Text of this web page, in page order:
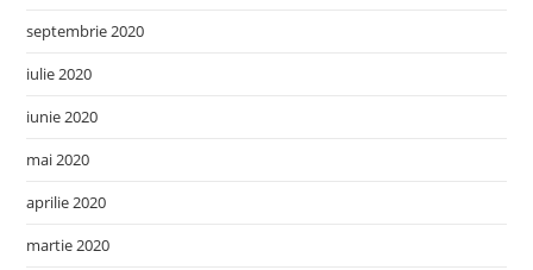
septembrie 2020
iulie 2020
iunie 2020
mai 2020
aprilie 2020
martie 2020